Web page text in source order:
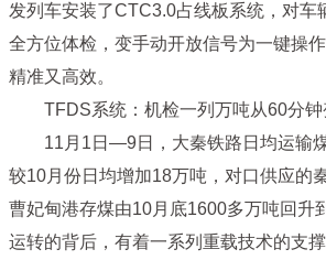
发列车安装了CTC3.0占线板系统，对车
全方位体检，变手动开放信号为一键操
精准又高效。
TFDS系统：机检一列万吨从60分钟
11月1日—9日，大秦铁路日均运输
较10月份日均增加18万吨，对口供应的
曹妃甸港存煤由10月底1600多万吨回升
运转的背后，有着一系列重载技术的支